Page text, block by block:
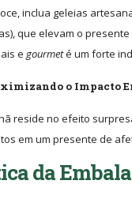
inclua geleias
que elevam o
e gourmeté um forte
o Impacto
reside no efeito
em um presente de
da